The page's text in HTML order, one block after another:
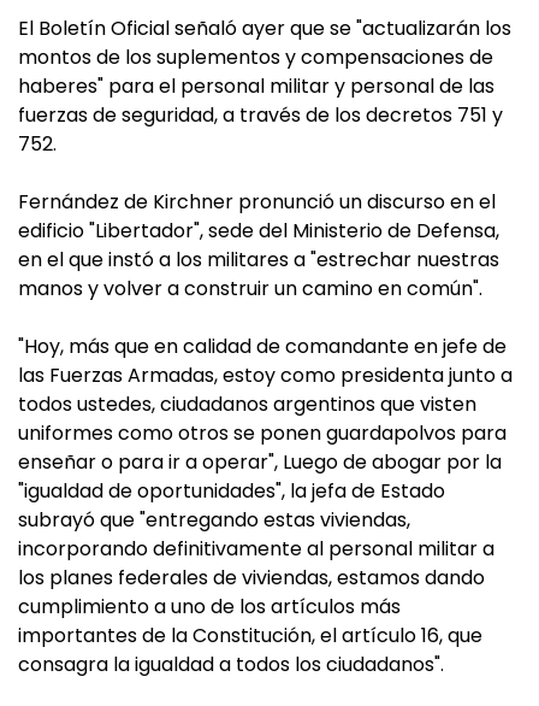
El Boletín Oficial señaló ayer que se "actualizarán los
montos de los suplementos y compensaciones de
haberes" para el personal militar y personal de las
fuerzas de seguridad, a través de los decretos 751 y
752.
Fernández de Kirchner pronunció un discurso en el
edificio "Libertador", sede del Ministerio de Defensa,
en el que instó a los militares a "estrechar nuestras
manos y volver a construir un camino en común".
"Hoy, más que en calidad de comandante en jefe de
las Fuerzas Armadas, estoy como presidenta junto a
todos ustedes, ciudadanos argentinos que visten
uniformes como otros se ponen guardapolvos para
enseñar o para ir a operar", Luego de abogar por la
"igualdad de oportunidades", la jefa de Estado
subrayó que "entregando estas viviendas,
incorporando definitivamente al personal militar a
los planes federales de viviendas, estamos dando
cumplimiento a uno de los artículos más
importantes de la Constitución, el artículo 16, que
consagra la igualdad a todos los ciudadanos".